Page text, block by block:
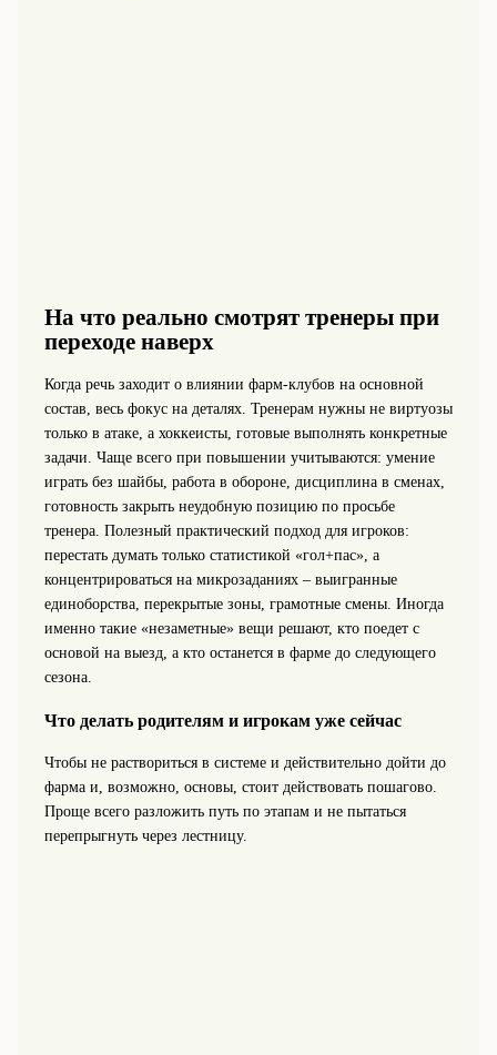
На что реально смотрят тренеры при
переходе наверх
Когда речь заходит о влиянии фарм-клубов на основной
состав, весь фокус на деталях. Тренерам нужны не виртуозы
только в атаке, а хоккеисты, готовые выполнять конкретные
задачи. Чаще всего при повышении учитываются: умение
играть без шайбы, работа в обороне, дисциплина в сменах,
готовность закрыть неудобную позицию по просьбе
тренера. Полезный практический подход для игроков:
перестать думать только статистикой «гол+пас», а
концентрироваться на микрозаданиях – выигранные
единоборства, перекрытые зоны, грамотные смены. Иногда
именно такие «незаметные» вещи решают, кто поедет с
основой на выезд, а кто останется в фарме до следующего
сезона.
Что делать родителям и игрокам уже сейчас
Чтобы не раствориться в системе и действительно дойти до
фарма и, возможно, основы, стоит действовать пошагово.
Проще всего разложить путь по этапам и не пытаться
перепрыгнуть через лестницу.